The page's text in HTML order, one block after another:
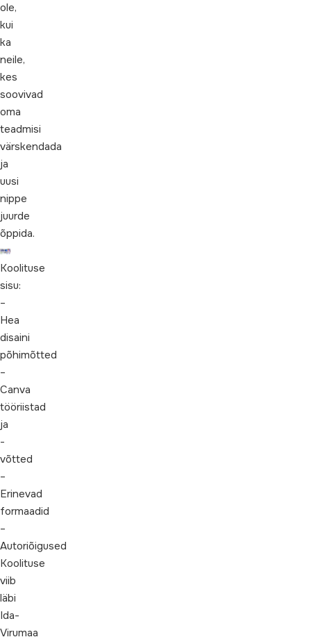
ole,
kui
ka
neile,
kes
soovivad
oma
teadmisi
värskendada
ja
uusi
nippe
juurde
õppida.
Koolituse
sisu:
–
Hea
disaini
põhimõtted
–
Canva
tööriistad
ja
-
võtted
–
Erinevad
formaadid
–
Autoriõigused
Koolituse
viib
läbi
Ida-
Virumaa